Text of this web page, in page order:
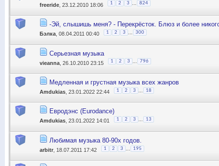
freeride , 23.12.2010 18:06 1 2 3 824
-Эй, слышишь меня? - Перекрёсток. Блюз и более
Бэлка , 08.04.2011 00:40 1 2 3 300
Серьезная музыка
vieanna , 26.10.2010 23:15 1 2 3 796
Медленная и грустная музыка всех жанров
Amdukias , 23.01.2022 22:44 1 2 3 18
Евродэнс (Eurodance)
Amdukias , 23.01.2022 14:01 1 2 3 13
Любимая музыка 80-90х годов.
arbitr , 18.07.2011 17:42 1 2 3 195